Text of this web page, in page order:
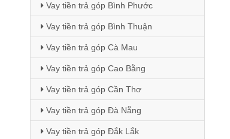
Vay tiền trả góp Bình Phước
Vay tiền trả góp Bình Thuận
Vay tiền trả góp Cà Mau
Vay tiền trả góp Cao Bằng
Vay tiền trả góp Cần Thơ
Vay tiền trả góp Đà Nẵng
Vay tiền trả góp Đắk Lắk